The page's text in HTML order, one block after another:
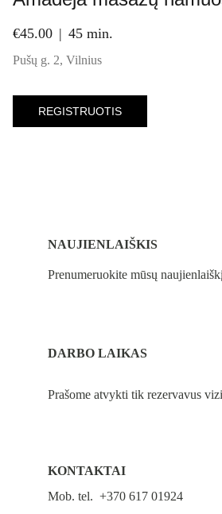
€45.00 45 min.
Pušų g. 2, Vilnius
REGISTRUOTIS
NAUJIENLAIŠKIS
Prenumeruokite mūsų
DARBO LAIKAS
KONTAKTAI
Mob. tel.  +370 617 01924
Prašome atvykti tik rezervavus